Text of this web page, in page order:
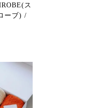
ス
ーブ) /